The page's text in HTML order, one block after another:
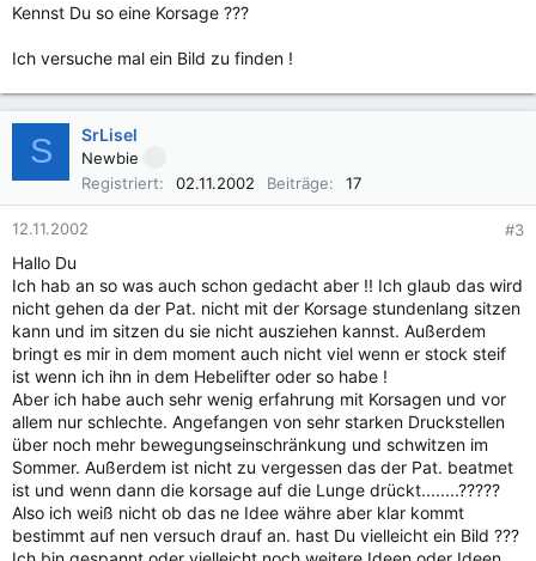
Kennst Du so eine Korsage ???
Ich versuche mal ein Bild zu finden !
S SrLisel
Newbie
Registriert
02.11.2002 Beiträge 17
12.11.2002 #3
Hallo Du
Ich hab an so was auch schon gedacht aber !! Ich glaub das wird
nicht gehen da der Pat. nicht mit der Korsage stundenlang sitzen
kann und im sitzen du sie nicht ausziehen kannst. Außerdem
bringt es mir in dem moment auch nicht viel wenn er stock steif
ist wenn ich ihn in dem Hebelifter oder so habe !
Aber ich habe auch sehr wenig erfahrung mit Korsagen und vor
allem nur schlechte. Angefangen von sehr starken Druckstellen
über noch mehr bewegungseinschränkung und schwitzen im
Sommer. Außerdem ist nicht zu vergessen das der Pat. beatmet
ist und wenn dann die korsage auf die Lunge drückt........?????
Also ich weiß nicht ob das ne Idee währe aber klar kommt
bestimmt auf nen versuch drauf an. hast Du vielleicht ein Bild ???